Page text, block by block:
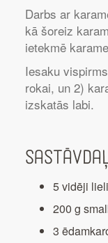
Darbs ar
kā šoreiz
ietekmē
Iesaku
rokai, un 2)
izskatās labi.
5 vidēji
200 g
3